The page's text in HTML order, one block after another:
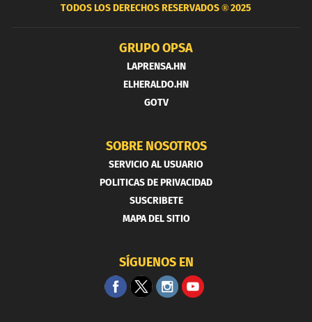
TODOS LOS DERECHOS RESERVADOS ®2025
GRUPO OPSA
LAPRENSA.HN
ELHERALDO.HN
GOTV
SOBRE NOSOTROS
SERVICIO AL USUARIO
POLITICAS DE PRIVACIDAD
SUSCRIBETE
MAPA DEL SITIO
SÍGUENOS EN